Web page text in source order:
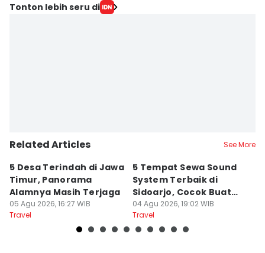
Tonton lebih seru di
Related Articles See More
5 Desa Terindah di Jawa
Timur, Panorama
Alamnya Masih Terjaga
05 Agu 2026, 16:27 WIB
Travel
5 Tempat Sewa Sound
System Terbaik di
Sidoarjo, Cocok Buat
Agustusan
04 Agu 2026, 19:02 WIB
Travel